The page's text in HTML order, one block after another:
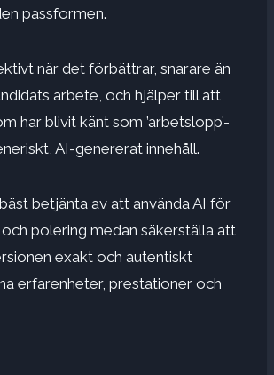
passformen.
när det förbättrar, snarare än
arbete, och hjälper till att
har blivit känt som ’arbetslopp’-
AI-genererat innehåll.
betjänta av att använda AI för
polering medan säkerställa att
exakt och autentiskt
erfarenheter, prestationer och